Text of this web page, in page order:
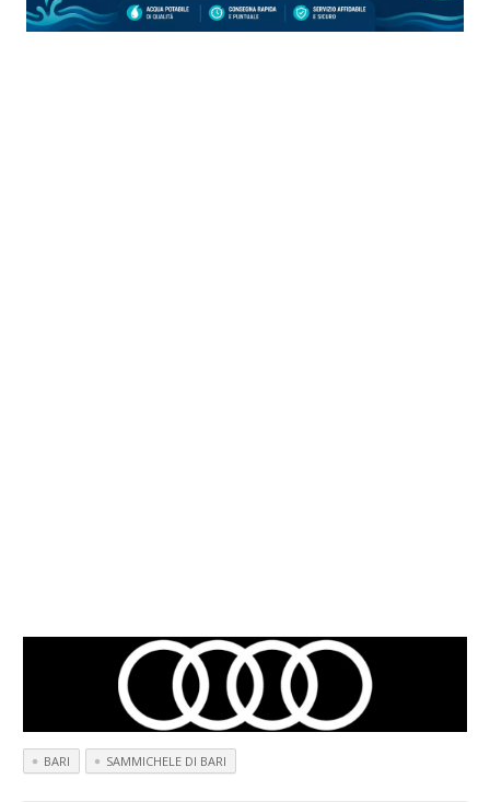
BARI SAMMICHELE DI BARI